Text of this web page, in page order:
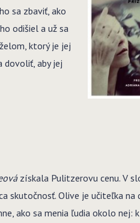
sa zbaviť, ako
odišiel a už sa
ktorý je jej
dovoliť, aby jej
získala Pulitzerovu cenu. V
skutočnosť. Olive je učiteľka na
ako sa menia ľudia okolo nej: